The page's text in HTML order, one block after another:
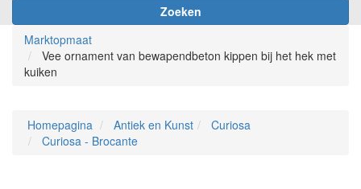
Zoeken
Marktopmaat
Vee ornament van bewapendbeton kippen bij het hek met
kuiken
Homepagina Antiek en Kunst
Curiosa
Curiosa - Brocante